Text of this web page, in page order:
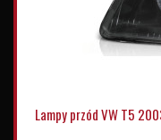
Lampy przód VW T5